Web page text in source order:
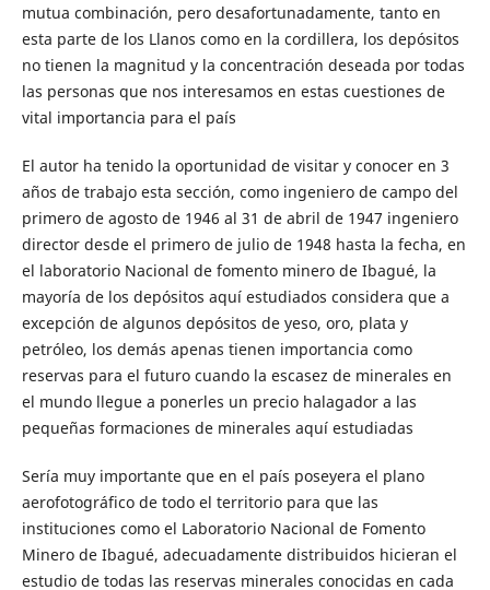
mutua combinación, pero desafortunadamente, tanto en
esta parte de los Llanos como en la cordillera, los depósitos
no tienen la magnitud y la concentración deseada por todas
las personas que nos interesamos en estas cuestiones de
vital importancia para el país
El autor ha tenido la oportunidad de visitar y conocer en 3
años de trabajo esta sección, como ingeniero de campo del
primero de agosto de 1946 al 31 de abril de 1947 ingeniero
director desde el primero de julio de 1948 hasta la fecha, en
el laboratorio Nacional de fomento minero de Ibagué, la
mayoría de los depósitos aquí estudiados considera que a
excepción de algunos depósitos de yeso, oro, plata y
petróleo, los demás apenas tienen importancia como
reservas para el futuro cuando la escasez de minerales en
el mundo llegue a ponerles un precio halagador a las
pequeñas formaciones de minerales aquí estudiadas
Sería muy importante que en el país poseyera el plano
aerofotográfico de todo el territorio para que las
instituciones como el Laboratorio Nacional de Fomento
Minero de Ibagué, adecuadamente distribuidos hicieran el
estudio de todas las reservas minerales conocidas en cada